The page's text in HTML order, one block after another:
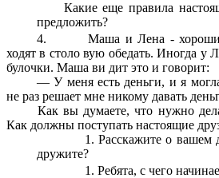
Какие еще правила
предложить?
4. Маша и Лена - хорошие
ходят в столо вую обедать. Иногда у
булочки. Маша ви дит это и говорит:
— У меня есть деньги, и я
не раз решает мне никому давать
Как вы думаете, что нужно
Как должны поступать настоящие
Расскажите о
дружите?
Ребята, с чего